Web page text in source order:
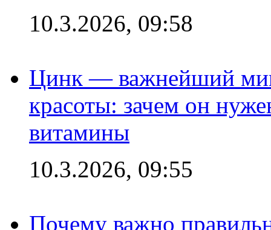
10.3.2026, 09:58
Цинк — важнейший
красоты: зачем он
витамины
10.3.2026, 09:55
Почему важно